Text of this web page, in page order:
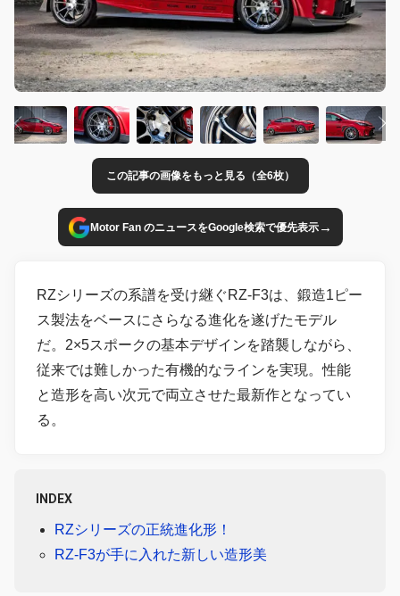
この記事の画像をもっと見る（全6枚）
Motor Fan のニュースをGoogle検索で優先表示→
RZシリーズの系譜を受け継ぐRZ-F3は、鍛造1ピー
ス製法をベースにさらなる進化を遂げたモデル
だ。2×5スポークの基本デザインを踏襲しながら、
従来では難しかった有機的なラインを実現。性能
と造形を高い次元で両立させた最新作となってい
る。
INDEX
RZシリーズの正統進化形！
RZ-F3が手に入れた新しい造形美